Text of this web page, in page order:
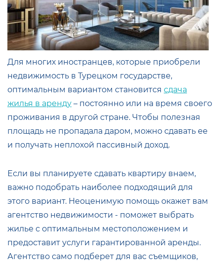
Для многих иностранцев, которые приобрели
недвижимость в Турецком государстве,
оптимальным вариантом становится сдача
жилья в аренду – постоянно или на время своего
проживания в другой стране. Чтобы полезная
площадь не пропадала даром, можно сдавать ее
и получать неплохой пассивный доход.
Если вы планируете сдавать квартиру внаем,
важно подобрать наиболее подходящий для
этого вариант. Неоценимую помощь окажет вам
агентство недвижимости - поможет выбрать
жилье с оптимальным местоположением и
предоставит услуги гарантированной аренды.
Агентство само подберет для вас съемщиков,